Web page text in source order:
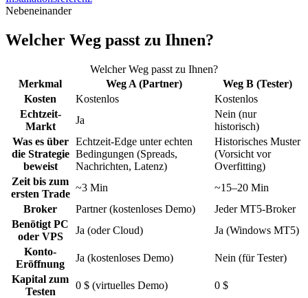
Nebeneinander
Welcher Weg passt zu Ihnen?
Welcher Weg passt zu Ihnen?
Merkmal
Weg A (Partner)
Weg B (Tester)
Kosten
Kostenlos
Kostenlos
Echtzeit-
Markt
Ja
Nein (nur
historisch)
Was es über
die Strategie
beweist
Echtzeit-Edge unter echten
Bedingungen (Spreads,
Nachrichten, Latenz)
Historisches Muster
(Vorsicht vor
Overfitting)
Zeit bis zum
ersten Trade
~3 Min
~15–20 Min
Broker
Partner (kostenloses Demo)
Jeder MT5-Broker
Benötigt PC
oder VPS
Ja (oder Cloud)
Ja (Windows MT5)
Konto-
Eröffnung
Ja (kostenloses Demo)
Nein (für Tester)
Kapital zum
Testen
0 $ (virtuelles Demo)
0 $